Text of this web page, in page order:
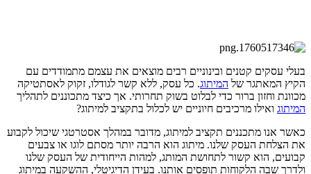
בעלי עסקים קטנים ובינוניים רבים מוצאים את עצמם מתמודדים עם
הקיץ המאתגר של המיתוג. כל עסק, ללא קשר לגודלו, זקוק לאסתטיקה
מכוונת וחזון ברור כדי לבלוט בשוק תחרותי. אך כיצד מתכוננים לתהליך
המיתוג ואילו מרכיבים חיוניים יש לכלול בתקציב למיתוג?
כאשר אנו מתכננים תקציב למיתוג, מדובר במהלך אסטרטגי שיכול לקבוע
את הצלחת העסק שלנו. מיתוג הוא הרבה יותר מסתם לוגו או צבעים
קבועים, הוא קשור לתחושת המותג, למהות הייחודית של העסק שלנו
ולדרך שבה הלקוחות תופסים אותנו. בעידן הדיגיטלי, ההשקעה במיתוג